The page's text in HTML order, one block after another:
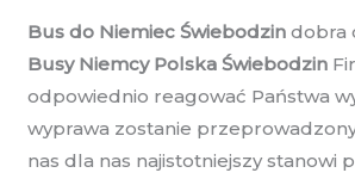
Bus do Niemiec Świebodzin dobra
Busy Niemcy Polska Świebodzin
odpowiednio reagować Państwa
wyprawa zostanie
nas dla nas najistotniejszy